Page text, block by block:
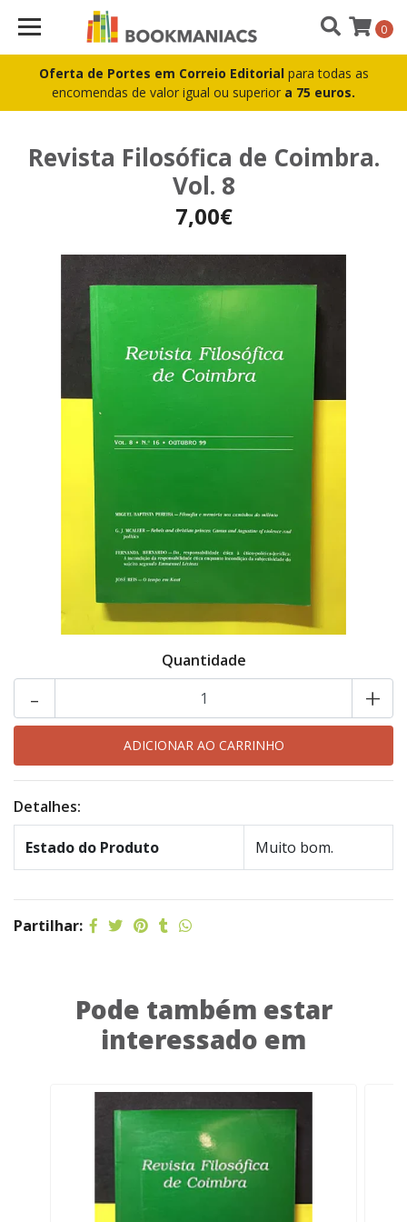
Oferta de Portes em Correio Editorial para todas as
encomendas de valor igual ou superior a 75 euros.
0
Revista Filosófica de Coimbra.
Vol. 8
7,00€
Quantidade
+
-
Detalhes:
Estado do Produto Muito bom.
Partilhar:
Pode também estar
interessado em